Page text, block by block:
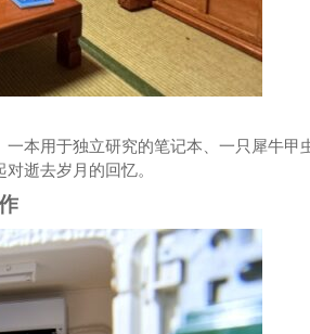
本用于独立研究的笔记本、一只犀牛甲
逝去岁月的回忆。